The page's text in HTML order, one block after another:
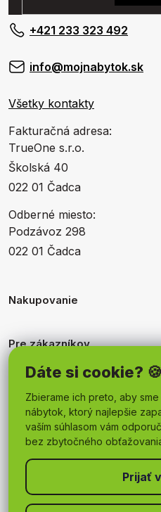
Dáte si cookie? 🍪
Zbierame ich preto, aby
nábytok, ktorý najlepšie
vaším súhlasom vám
bez zbytočného
+421 233 323 492
info@mojnabytok.sk
Všetky kontakty
Fakturačná adresa:
TrueOne s.r.o.
Školská 40
022 01 Čadca
Odberné miesto:
Podzávoz 298
022 01 Čadca
Nakupovanie
Pre zákazníkov